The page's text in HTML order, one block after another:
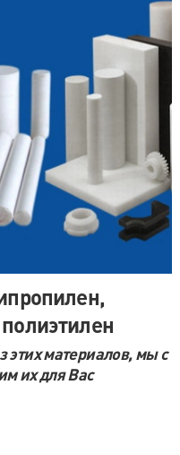
Советов, 1
у кафе Авантаж
к.1
этих материалов, мы с
их для Вас